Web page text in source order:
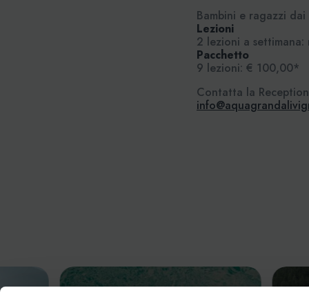
Bambini e ragazzi
Lezioni
2 lezioni a
Pacchetto
9 lezioni: € 100,00*
Contatta la